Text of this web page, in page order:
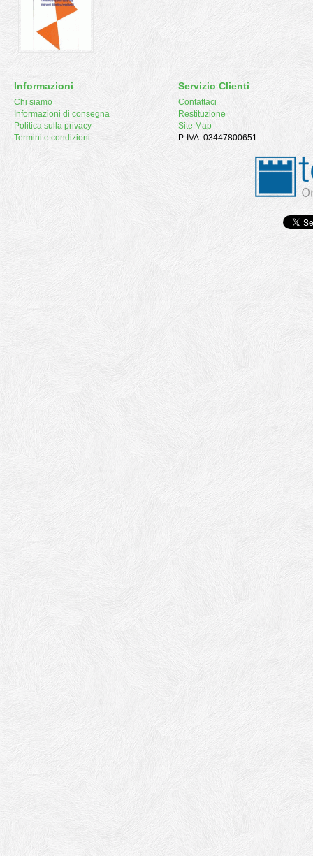
Informazioni
Chi siamo
Informazioni di consegna
Politica sulla privacy
Termini e condizioni
Servizio Clienti
Contattaci
Restituzione
Site Map
P. IVA: 03447800651